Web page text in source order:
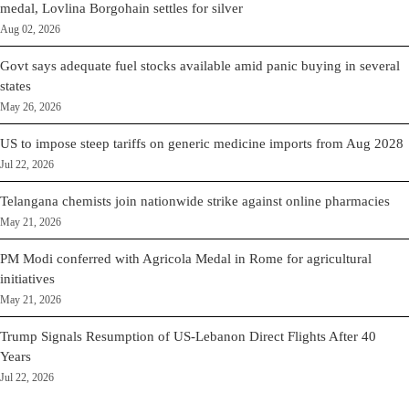
medal, Lovlina Borgohain settles for silver
Aug 02, 2026
Govt says adequate fuel stocks available amid panic buying in several
states
May 26, 2026
US to impose steep tariffs on generic medicine imports from Aug 2028
Jul 22, 2026
Telangana chemists join nationwide strike against online pharmacies
May 21, 2026
PM Modi conferred with Agricola Medal in Rome for agricultural
initiatives
May 21, 2026
Trump Signals Resumption of US-Lebanon Direct Flights After 40
Years
Jul 22, 2026